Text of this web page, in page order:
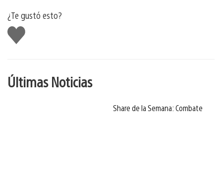
¿Te gustó esto?
Me
gusta
Últimas Noticias
Share de la Semana: Combate